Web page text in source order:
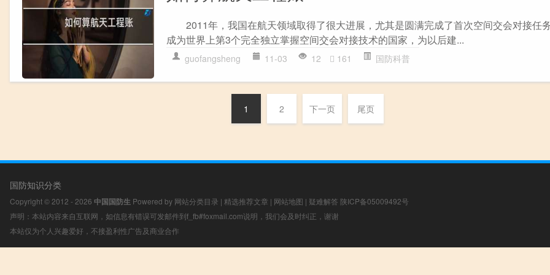
2011年，我国在航天领域取得了很大进展，尤其是圆满完成了首次空间交会对接任
成为世界上第3个完全独立掌握空间交会对接技术的国家，为以后建...
guofangsheng 11-03 12 161 国防科普
1 2 下一页 尾页
国防知识分类
Copyright © 2012 - 2026 中国国防生 Powered by 网站分类目录 | 精选推荐文章 | 网站地图 | 疑难解答 陕ICP备05009492号
声明：本站内容来自互联网，如信息有错误可发邮件到f_fb#foxmail.com说明，我们会及时纠正，谢谢
本站仅为个人兴趣爱好，不接盈利性广告及商业合作